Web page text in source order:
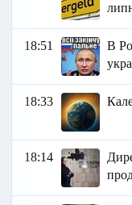
18:51
В
18:33
18:14